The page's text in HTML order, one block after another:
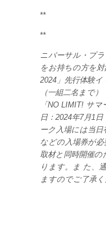
**
**
ニバーサル・プ
をお持ちの方を
2024」先行体験
（一組二名まで
「NO LIMIT! サ
日：2024年7月1
ーク入場には当
などの入場券が
取材と同時開催
ります。ま た、
ますのでご了承